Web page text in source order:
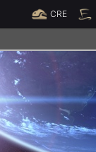
Spende jetzt!
CRE